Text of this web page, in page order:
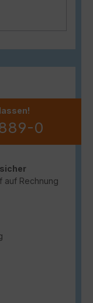
0
auf Rechnung